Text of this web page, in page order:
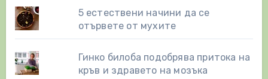
5 естествени начини да се
отървете от мухите
Гинко билоба подобрява притока на
кръв и здравето на мозъка